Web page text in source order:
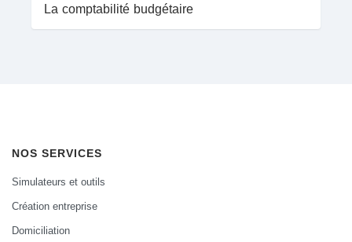
La comptabilité budgétaire
NOS SERVICES
Simulateurs et outils
Création entreprise
Domiciliation